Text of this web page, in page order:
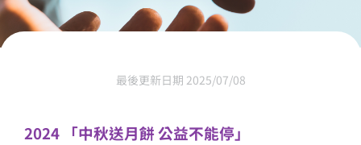
最後更新日期 2025/07/08
2024 「中秋送月餅 公益不能停」